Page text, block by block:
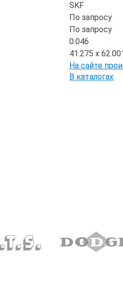
SKF
По запросу
По запросу
0.046
41.275 x
На сайте
В каталогах